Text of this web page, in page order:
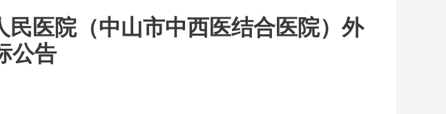
院（中山市中西医结合医院）外
公告